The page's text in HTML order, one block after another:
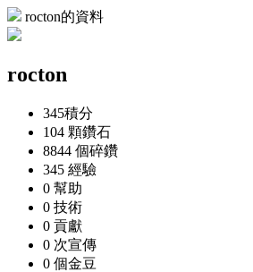
rocton的資料
rocton
345積分
104 顆鑽石
8844 個碎鑽
345 經驗
0 幫助
0 技術
0 貢獻
0 次宣傳
0 個金豆